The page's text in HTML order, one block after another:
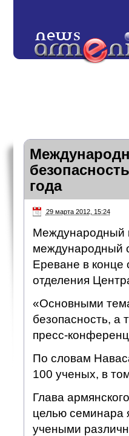
года
29 марта 2012, 15:24
Международный
международный
Ереване в конце
отделения
«Основными
безопасность, а
пресс-
По словам
100 ученых, в
Глава
целью семинара
учеными